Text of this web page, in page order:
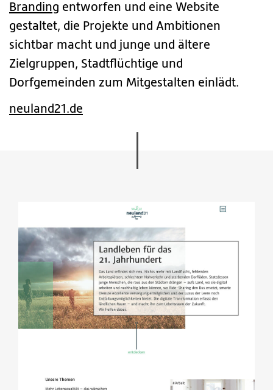
Branding entworfen und eine Website
gestaltet, die Projekte und Ambitionen
sichtbar macht und junge und ältere
Zielgruppen, Stadtflüchtige und
Dorfgemeinden zum Mitgestalten einlädt.
neuland21.de